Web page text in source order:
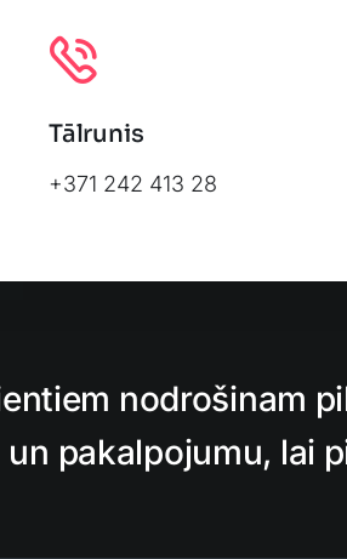
Leaflet
Tālrunis
+371 242 413 28
nodrošinam
pakalpojumu, lai